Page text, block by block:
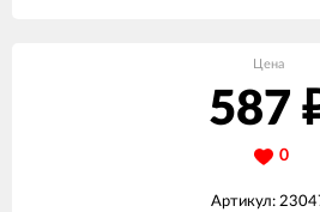
Цена
587
0
Артикул: